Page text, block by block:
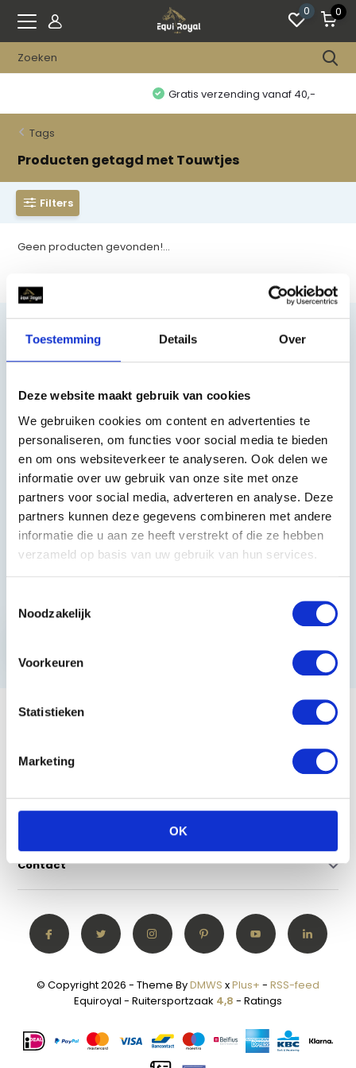
Toestemming Details Over
Deze website maakt gebruik van cookies
We gebruiken cookies om content en advertenties te
personaliseren, om functies voor social media te bieden
en om ons websiteverkeer te analyseren. Ook delen we
informatie over uw gebruik van onze site met onze
partners voor social media, adverteren en analyse. Deze
partners kunnen deze gegevens combineren met andere
informatie die u aan ze heeft verstrekt of die ze hebben
verzameld op basis van uw gebruik van hun services.
Noodzakelijk
Voorkeuren
Statistieken
Marketing
OK
0 0
Gratis verzending vanaf 40,-
Tags
Producten getagd met Touwtjes
Filters
Geen producten gevonden!...
085 002 0715
0229-700241
info@equiroyal.nl
Abonneer
* Lees hier de wettelijke beperkingen
Klantenservice
Mijn account
Categorieën
Contact
© Copyright 2026 - Theme ByDMWS xPlus+ - RSS-feed
Equiroyal - Ruitersportzaak 4,8 - Ratings